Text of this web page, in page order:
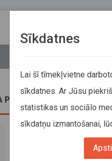
PĀRVADĀTĀJIEM
Sīkdatnes
Lai šī tīmekļvietne
sīkdatnes. Ar Jūsu
statistikas un sociālo
sīkdatņu izmantošanai,